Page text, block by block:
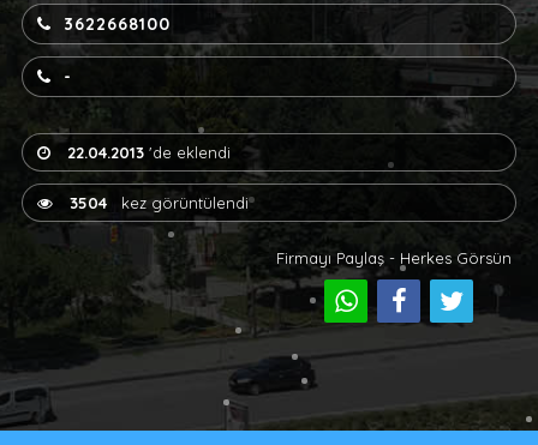
3622668100
-
22.04.2013'de eklendi
3504kez görüntülendi
Firmayı Paylaş - Herkes Görsün